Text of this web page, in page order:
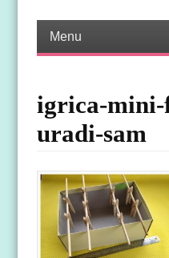
Menu
igrica-
uradi-sam